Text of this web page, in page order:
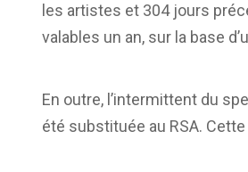
les artistes et 304 jours
valables un an, sur la base
En outre, l’intermittent du
été substituée au RSA.